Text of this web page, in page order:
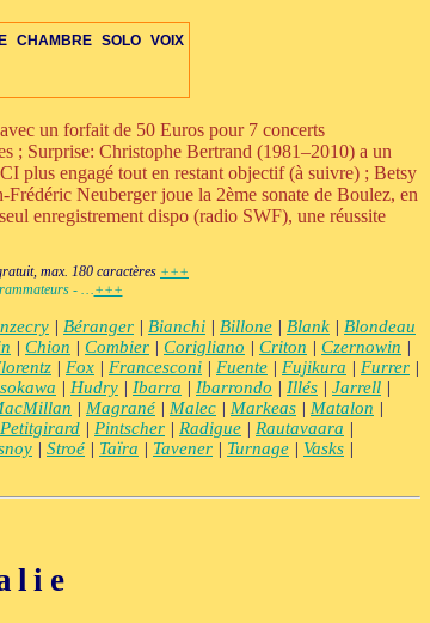
VOIX
OPÉRA-THÉÂTRE
SOLO
ÉLECTRO
AUTRES-S
S
CHAMBRE
+ÉLECTRONIQUE
TRIOENS-VOIX-ÉLECTRO
DIVERS-C
C
ORCH-VOIX-ÉLEC
un forfait de 50 Euros pour 7 concerts
; Surprise: Christophe Bertrand (1981–2010) a un
plus engagé tout en restant objectif (à suivre) ; Betsy
Neuberger joue la 2ème sonate de Boulez, en
enregistrement dispo (radio SWF), une réussite
max. 180 caractères +++
- …+++
| Béranger | Bianchi | Billone | Blank | Blondeau
| Chion | Combier | Corigliano | Criton | Czernowin |
| Fox | Francesconi | Fuente | Fujikura | Furrer |
| Hudry | Ibarra | Ibarrondo | Illés | Jarrell |
| Magrané | Malec | Markeas | Matalon |
Petitgirard | Pintscher | Radigue | Rautavaara |
| Stroé | Taïra | Tavener | Turnage | Vasks |